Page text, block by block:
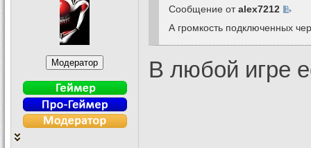
Сообщение отalex7212
А громкость подключенных
В любой игре